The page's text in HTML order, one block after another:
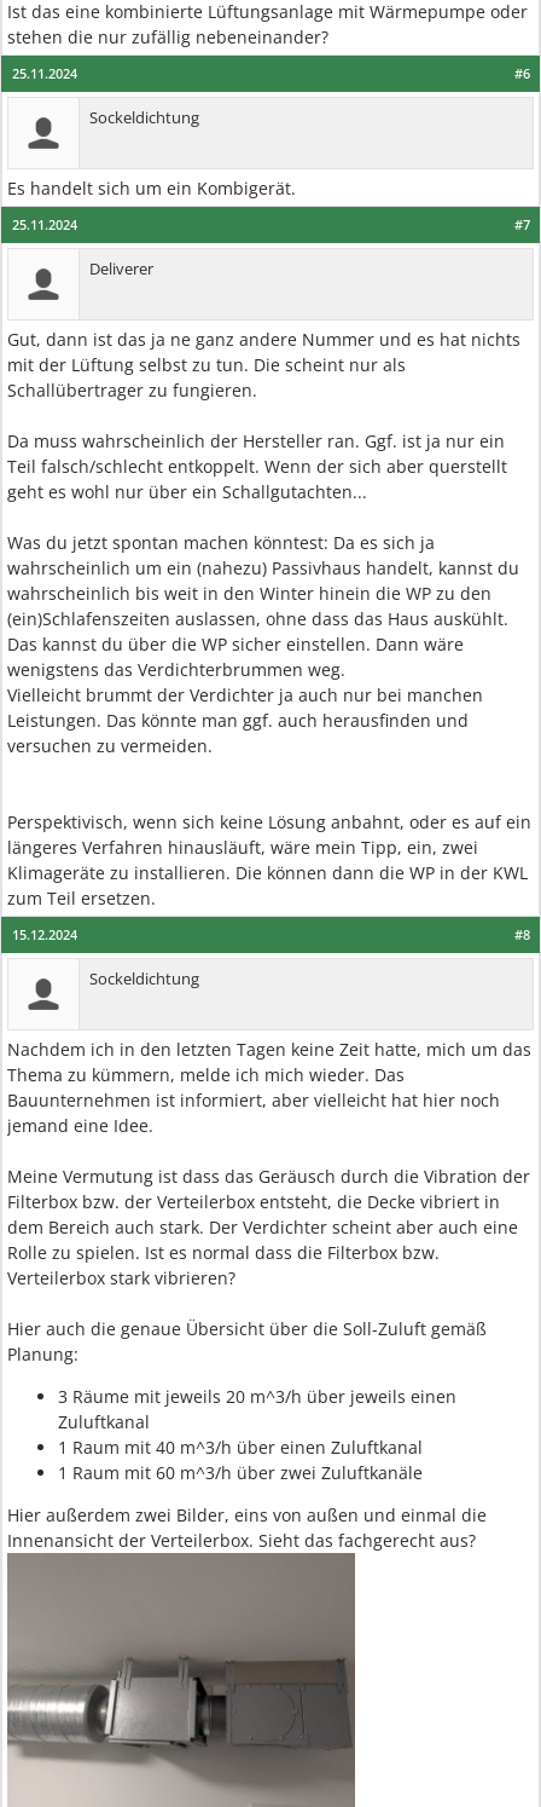
Ist das eine kombinierte Lüftungsanlage mit Wärmepumpe oder
stehen die nur zufällig nebeneinander?
#6
25.11.2024
Sockeldichtung
Es handelt sich um ein Kombigerät.
#7
25.11.2024
Deliverer
Gut, dann ist das ja ne ganz andere Nummer und es hat nichts
mit der Lüftung selbst zu tun. Die scheint nur als
Schallübertrager zu fungieren.
Da muss wahrscheinlich der Hersteller ran. Ggf. ist ja nur ein
Teil falsch/schlecht entkoppelt. Wenn der sich aber querstellt
geht es wohl nur über ein Schallgutachten...
Was du jetzt spontan machen könntest: Da es sich ja
wahrscheinlich um ein (nahezu) Passivhaus handelt, kannst du
wahrscheinlich bis weit in den Winter hinein die WP zu den
(ein)Schlafenszeiten auslassen, ohne dass das Haus auskühlt.
Das kannst du über die WP sicher einstellen. Dann wäre
wenigstens das Verdichterbrummen weg.
Vielleicht brummt der Verdichter ja auch nur bei manchen
Leistungen. Das könnte man ggf. auch herausfinden und
versuchen zu vermeiden.
Perspektivisch, wenn sich keine Lösung anbahnt, oder es auf ein
längeres Verfahren hinausläuft, wäre mein Tipp, ein, zwei
Klimageräte zu installieren. Die können dann die WP in der KWL
zum Teil ersetzen.
#8
15.12.2024
Sockeldichtung
Nachdem ich in den letzten Tagen keine Zeit hatte, mich um das
Thema zu kümmern, melde ich mich wieder. Das
Bauunternehmen ist informiert, aber vielleicht hat hier noch
jemand eine Idee.
Meine Vermutung ist dass das Geräusch durch die Vibration der
Filterbox bzw. der Verteilerbox entsteht, die Decke vibriert in
dem Bereich auch stark. Der Verdichter scheint aber auch eine
Rolle zu spielen. Ist es normal dass die Filterbox bzw.
Verteilerbox stark vibrieren?
Hier auch die genaue Übersicht über die Soll-Zuluft gemäß
Planung:
3 Räume mit jeweils 20 m^3/h über jeweils einen
Zuluftkanal
1 Raum mit 40 m^3/h über einen Zuluftkanal
1 Raum mit 60 m^3/h über zwei Zuluftkanäle
Hier außerdem zwei Bilder, eins von außen und einmal die
Innenansicht der Verteilerbox. Sieht das fachgerecht aus?